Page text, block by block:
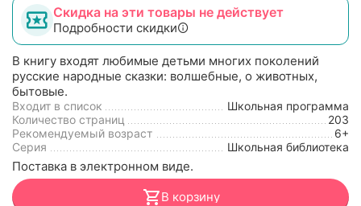
Скидка на эти товары не действует
Подробности скидки
В книгу входят любимые детьми многих поколений
русские народные сказки: волшебные, о животных,
бытовые.
Входит в список
Школьная программа
Количество страниц
203
Рекомендуемый возраст
6+
Серия
Школьная библиотека
Поставка в электронном виде.
В корзину